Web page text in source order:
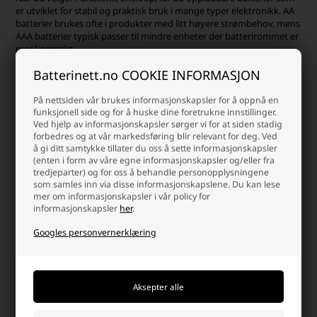
Batterinett.no COOKIE INFORMASJON
På nettsiden vår brukes informasjonskapsler for å oppnå en
funksjonell side og for å huske dine foretrukne innstillinger.
Ved hjelp av informasjonskapsler sørger vi for at siden stadig
forbedres og at vår markedsføring blir relevant for deg. Ved
å gi ditt samtykke tillater du oss å sette informasjonskapsler
(enten i form av våre egne informasjonskapsler og/eller fra
tredjeparter) og for oss å behandle personopplysningene
som samles inn via disse informasjonskapslene. Du kan lese
mer om informasjonskapsler i vår policy for
informasjonskapsler her.
Googles personvernerklæring
er utviklet for stabil og praktisk bruk i mange typer elektronikk. AA
batterier brukes ofte i produkter med litt høyere strømbehov, mens
AAA batterier typisk passer til mindre enheter der batterirommet er
mer kompakt.
Panasonic Eneloop Pro batterier er et godt valg til utstyr med
høyere energiforbruk. Det kan f.eks. være fotoutstyr, kraftigere
lykter, trådløse controllere og annen elektronikk der det stilles
større krav til kapasitet og driftstid. Velg alltid batteristørrelse og
kapasitet etter enhetens anbefalinger.
Fordeler med Panasonic Eneloop
Panasonic Eneloop batterier er opplagte for deg som ønsker en
oppladbar batteriløsning med bred anvendelse i hjemmet, på
Kan brukes igjen og igjen med en kompatibel batterilader
Panasonic Eneloop Pro batterier egner seg til mer krevende